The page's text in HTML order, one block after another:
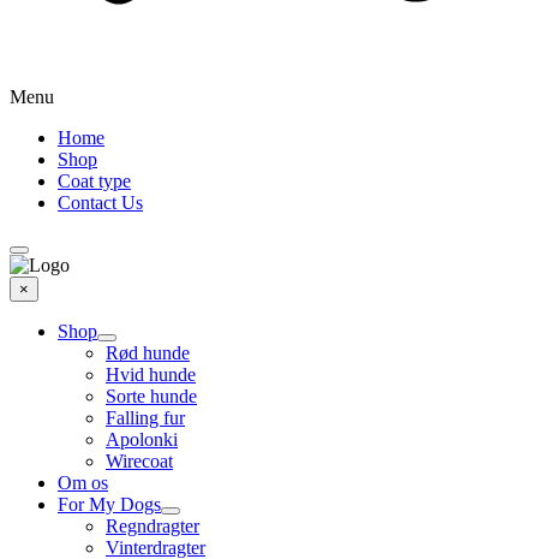
Menu
Home
Shop
Coat type
Contact Us
×
Shop
Rød hunde
Hvid hunde
Sorte hunde
Falling fur
Apolonki
Wirecoat
Om os
For My Dogs
Regndragter
Vinterdragter